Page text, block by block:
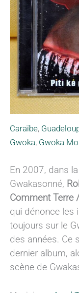
Caraïbe,
Gwoka, Gwoka
En 2007, dans
Gwakasonné,
Comment Terre
qui dénonce les
toujours sur le
des années. Ce
dernier album,
scène de